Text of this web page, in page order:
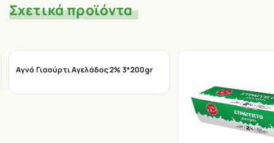
Σχετικά προϊόντα
Αγνό Γιαούρτι Αγελάδος 2% 3*200gr